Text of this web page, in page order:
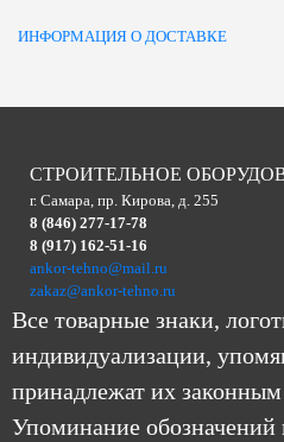
ИНФОРМАЦИЯ О ДОСТАВКЕ
СТРОИТЕЛЬНОЕ
г. Самара, пр. Кирова, д. 255
8 (846) 277-17-78
8 (917) 162-51-16
ankor-tehno@mail.ru
zakaz@ankor-tehno.ru
Все товарные знаки,
индивидуализации,
принадлежат их законным
Упоминание обозначений